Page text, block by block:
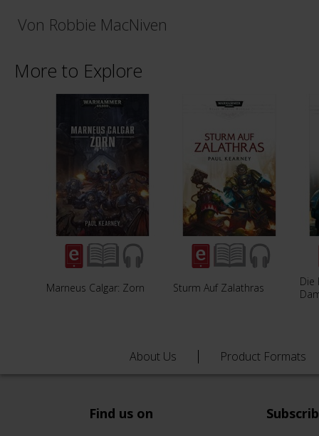
Von Robbie MacNiven
More to Explore
Marneus Calgar: Zorn Sturm Auf Zalathras
Die
About Us Product Formats
Find us on